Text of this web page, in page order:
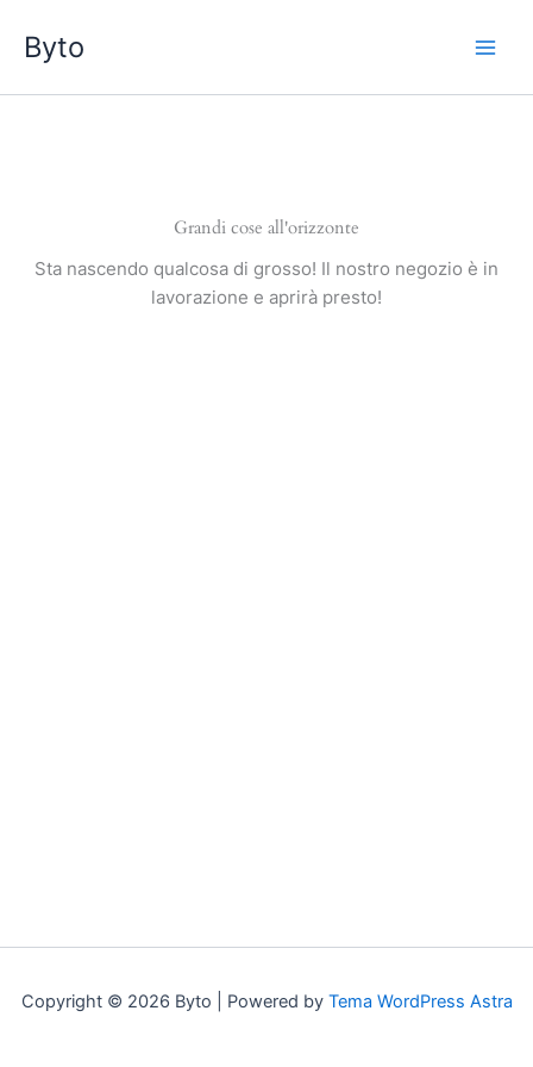
contenuto
Byto
Grandi cose all'orizzonte
Sta nascendo qualcosa di grosso! Il nostro negozio è in
lavorazione e aprirà presto!
Copyright © 2026 Byto | Powered by Tema WordPress Astra